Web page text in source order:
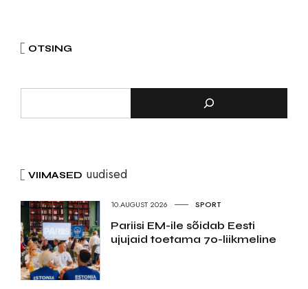
OTSING
VIIMASED uudised
10.AUGUST 2026 SPORT
Pariisi EM-ile sõidab Eesti
ujujaid toetama 70-liikmeline